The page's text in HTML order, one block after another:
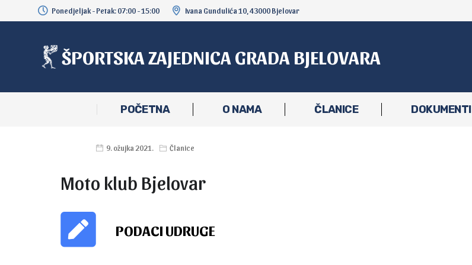
Ponedjeljak - Petak: 07:00 - 15:00 Ivana Gundulića 10, 43000 Bjelovar
ŠPORTSKA ZAJEDNICA GRADA BJELOVARA
POČETNA O NAMA ČLANICE DOKUMENTI
9. ožujka 2021. Članice
Moto klub Bjelovar
PODACI UDRUGE